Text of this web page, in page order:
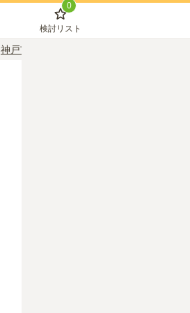
0
検討リスト
神戸市中央区のお墓（霊園・墓地）